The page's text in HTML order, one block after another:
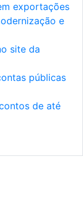
exportações
e
site da
públicas
de até